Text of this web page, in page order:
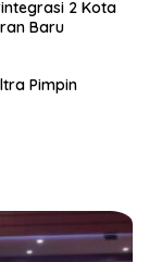
2 Kota
Baru
Pimpin